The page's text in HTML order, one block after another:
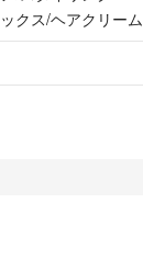
クス/ヘアクリーム